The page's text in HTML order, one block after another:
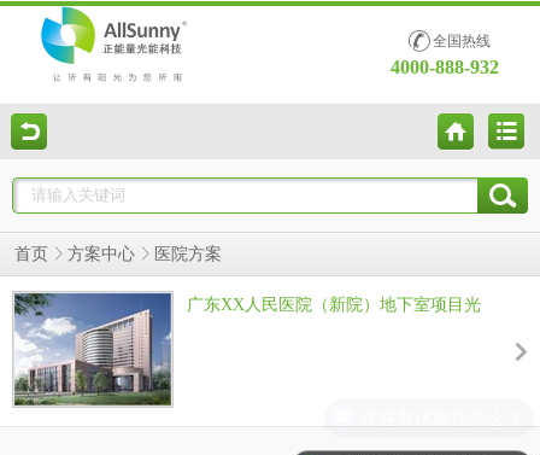
全国热线
4000-888-932
首页 方案中心 医院方案
广东XX人民医院（新院）地下室项目光